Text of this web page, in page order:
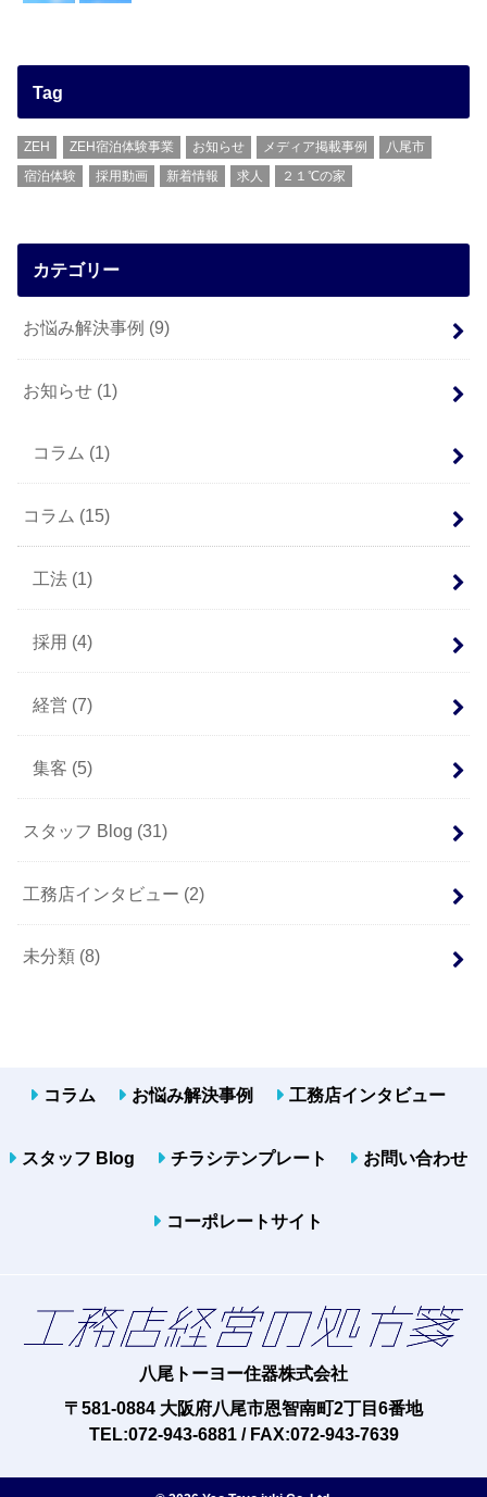
Tag
ZEH ZEH宿泊体験事業 お知らせ メディア掲載事例
八尾市
宿泊体験
採用動画 新着情報 求人 ２１℃の家
カテゴリー
お悩み解決事例 (9)
お知らせ (1)
コラム (1)
コラム (15)
工法 (1)
採用 (4)
経営 (7)
集客 (5)
スタッフ Blog (31)
工務店インタビュー (2)
未分類 (8)
コラム お悩み解決事例 工務店インタビュー
スタッフ Blog チラシテンプレート お問い合わせ
コーポレートサイト
八尾トーヨー住器株式会社
〒581-0884 大阪府八尾市恩智南町2丁目6番地
TEL:072-943-6881 / FAX:072-943-7639